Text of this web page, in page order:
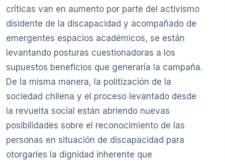
críticas van en aumento por parte del activismo
disidente de la discapacidad y acompañado de
emergentes espacios académicos, se están
levantando posturas cuestionadoras a los
supuestos beneficios que generaría la campaña.
De la misma manera, la politización de la
sociedad chilena y el proceso levantado desde
la revuelta social están abriendo nuevas
posibilidades sobre el reconocimiento de las
personas en situación de discapacidad para
otorgarles la dignidad inherente que